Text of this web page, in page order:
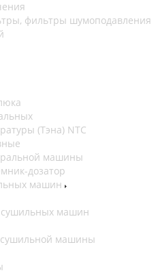
фильтры шумоподавления
(Тэна) NTC
машины
дозатор
машин
сушильных машин
машины